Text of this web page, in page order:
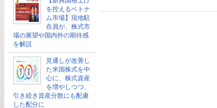
を控えるベトナ
ム市場】現地駐
在員が、株式市
場の展望や国内外の期待感
を解説
見通しが改善し
た米国株式を中
心に、株式資産
を増やしつつ、
引き続き資産分散にも配慮
した配分に